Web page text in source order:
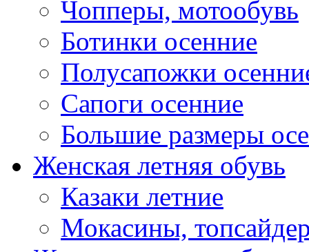
Чопперы, мотообувь
Ботинки осенние
Полусапожки
Сапоги осенние
Большие размеры
Женская летняя обувь
Казаки летние
Мокасины,